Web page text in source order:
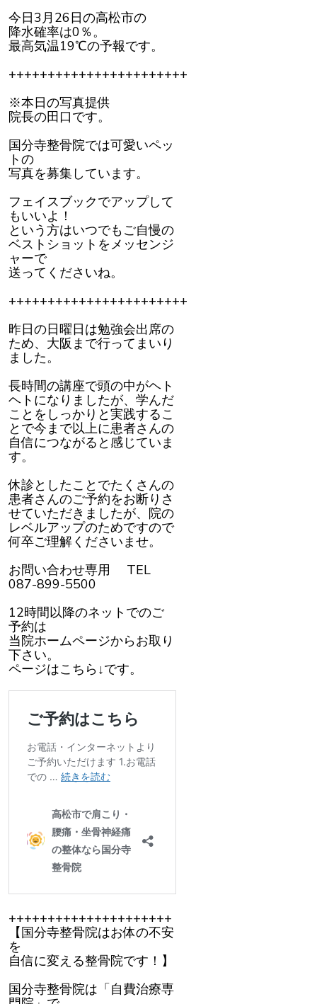
今日3月26日の高松市の
降水確率は0％。
最高気温19℃の予報です。
+++++++++++++++++++++++
※本日の写真提供
院長の田口です。
国分寺整骨院では可愛いペッ
トの
写真を募集しています。
フェイスブックでアップして
もいいよ！
という方はいつでもご自慢の
ベストショットをメッセンジ
ャーで
送ってくださいね。
+++++++++++++++++++++++
昨日の日曜日は勉強会出席の
ため、大阪まで行ってまいり
ました。
長時間の講座で頭の中がヘト
ヘトになりましたが、学んだ
ことをしっかりと実践するこ
とで今まで以上に患者さんの
自信につながると感じていま
す。
休診としたことでたくさんの
患者さんのご予約をお断りさ
せていただきましたが、院の
レベルアップのためですので
何卒ご理解くださいませ。
お問い合わせ専用 TEL
087-899-5500
12時間以降のネットでのご
予約は
当院ホームページからお取り
下さい。
ページはこちら↓です。
+++++++++++++++++++++
【国分寺整骨院はお体の不安
を
自信に変える整骨院です！】
国分寺整骨院は「自費治療専